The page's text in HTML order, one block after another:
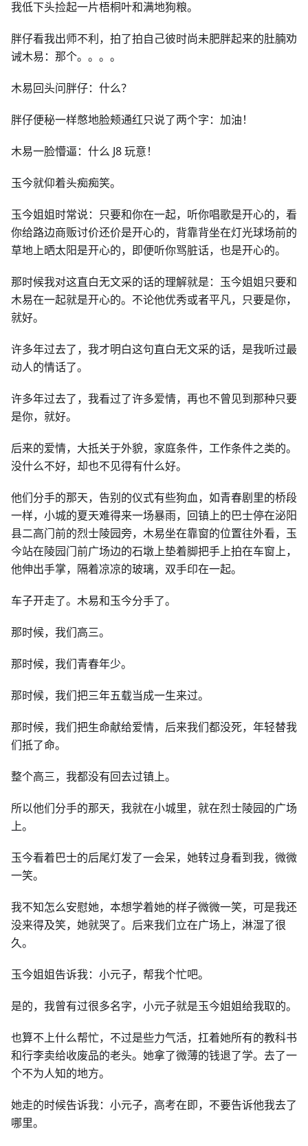
我低下头捡起一片梧桐叶和满地狗粮。
胖仔看我出师不利，拍了拍自己彼时尚未肥胖起来的肚腩劝
诫木易：那个。。。。
木易回头问胖仔：什么？
胖仔便秘一样憋地脸颊通红只说了两个字：加油！
木易一脸懵逼：什么 J8 玩意！
玉今就仰着头痴痴笑。
玉今姐姐时常说：只要和你在一起，听你唱歌是开心的，看
你给路边商贩讨价还价是开心的，背靠背坐在灯光球场前的
草地上晒太阳是开心的，即便听你骂脏话，也是开心的。
那时候我对这直白无文采的话的理解就是：玉今姐姐只要和
木易在一起就是开心的。不论他优秀或者平凡，只要是你，
就好。
许多年过去了，我才明白这句直白无文采的话，是我听过最
动人的情话了。
许多年过去了，我看过了许多爱情，再也不曾见到那种只要
是你，就好。
后来的爱情，大抵关于外貌，家庭条件，工作条件之类的。
没什么不好，却也不见得有什么好。
他们分手的那天，告别的仪式有些狗血，如青春剧里的桥段
一样，小城的夏天难得来一场暴雨，回镇上的巴士停在泌阳
县二高门前的烈士陵园旁，木易坐在靠窗的位置往外看，玉
今站在陵园门前广场边的石墩上垫着脚把手上拍在车窗上，
他伸出手掌，隔着凉凉的玻璃，双手印在一起。
车子开走了。木易和玉今分手了。
那时候，我们高三。
那时候，我们青春年少。
那时候，我们把三年五载当成一生来过。
那时候，我们把生命献给爱情，后来我们都没死，年轻替我
们抵了命。
整个高三，我都没有回去过镇上。
所以他们分手的那天，我就在小城里，就在烈士陵园的广场
上。
玉今看着巴士的后尾灯发了一会呆，她转过身看到我，微微
一笑。
我不知怎么安慰她，本想学着她的样子微微一笑，可是我还
没来得及笑，她就哭了。后来我们立在广场上，淋湿了很
久。
玉今姐姐告诉我：小元子，帮我个忙吧。
是的，我曾有过很多名字，小元子就是玉今姐姐给我取的。
也算不上什么帮忙，不过是些力气活，扛着她所有的教科书
和行李卖给收废品的老头。她拿了微薄的钱退了学。去了一
个不为人知的地方。
她走的时候告诉我：小元子，高考在即，不要告诉他我去了
哪里。